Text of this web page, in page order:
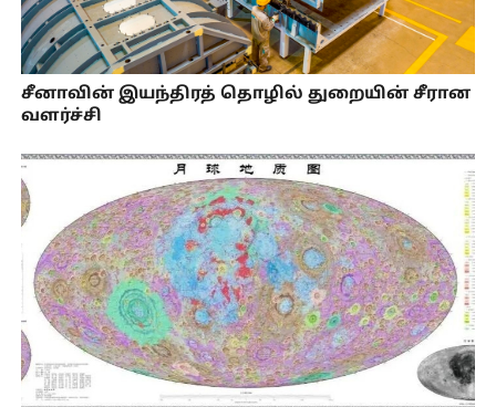
சீனாவின் இயந்திரத் தொழில் துறையின் சீரான
வளர்ச்சி